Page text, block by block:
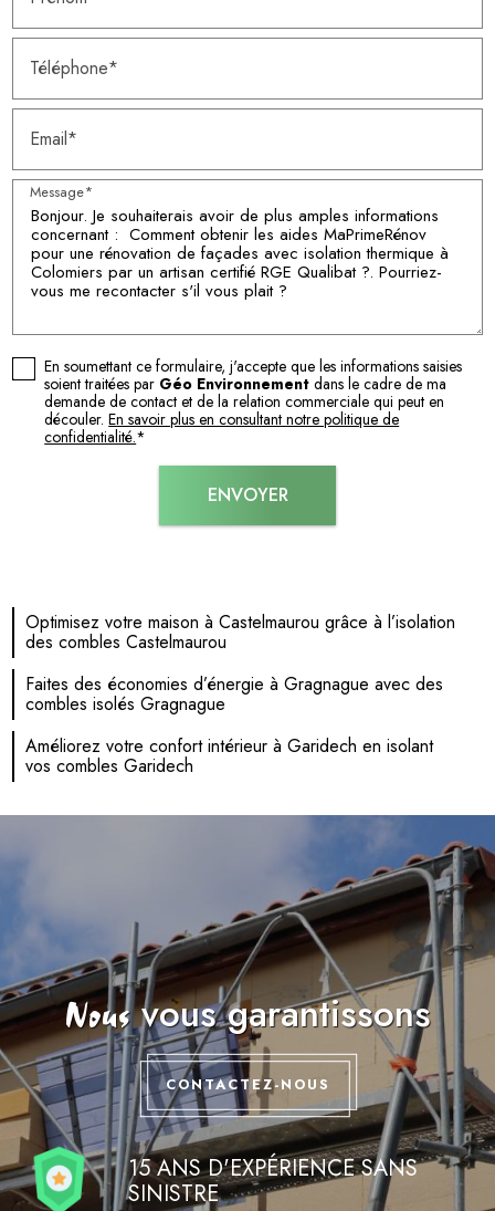
Téléphone*
Email*
Message*
En soumettant ce formulaire, j'accepte que les informations saisies
soient traitées par Géo Environnement dans le cadre de ma
demande de contact et de la relation commerciale qui peut en
découler.En savoir plus en consultant notre politique de
confidentialité.*
Optimisez votre maison à Castelmaurou grâce à l’isolation
des combles Castelmaurou
Faites des économies d’énergie à Gragnague avec des
combles isolés Gragnague
Améliorez votre confort intérieur à Garidech en isolant
vos combles Garidech
Nousvous garantissons
CONTACTEZ-NOUS
15 ANS D'EXPÉRIENCE SANS
SINISTRE